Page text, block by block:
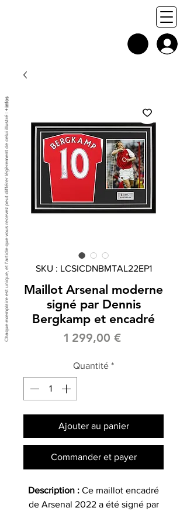
SKU : LCSICDNBMTAL22EP1
Maillot Arsenal moderne
signé par Dennis
Bergkamp et encadré
1 299,00 €Prix
Quantité *
Ajouter au panier
Commander et payer
Description : Ce maillot encadré
de Arsenal 2022 a été signé par
Chaque exemplaire est unique, et l'article que vous recevez peut différer légèrement de celui illustré :
+ infos